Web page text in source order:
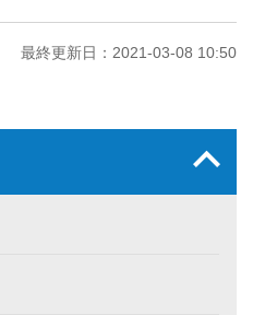
最終更新日：2021-03-08 10:50